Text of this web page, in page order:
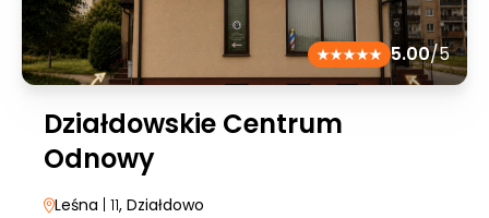
5.00/5
Działdowskie Centrum
Odnowy
Leśna | 11, Działdowo